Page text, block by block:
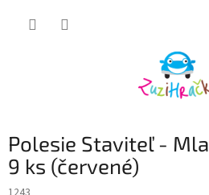
Polesie Staviteľ -
9 ks (červené)